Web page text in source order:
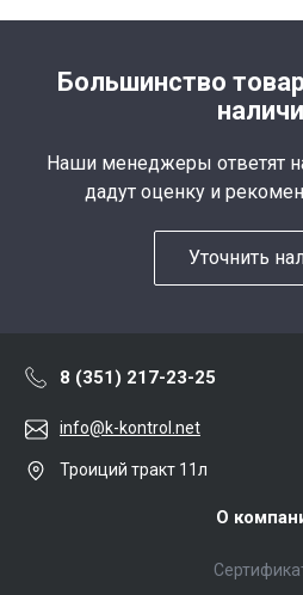
Большинство
Наши менеджеры ответят
дадут оценку и
Уточнить
8 (351) 217-23-25
info@k-kontrol.net
Троиций тракт 11л
О